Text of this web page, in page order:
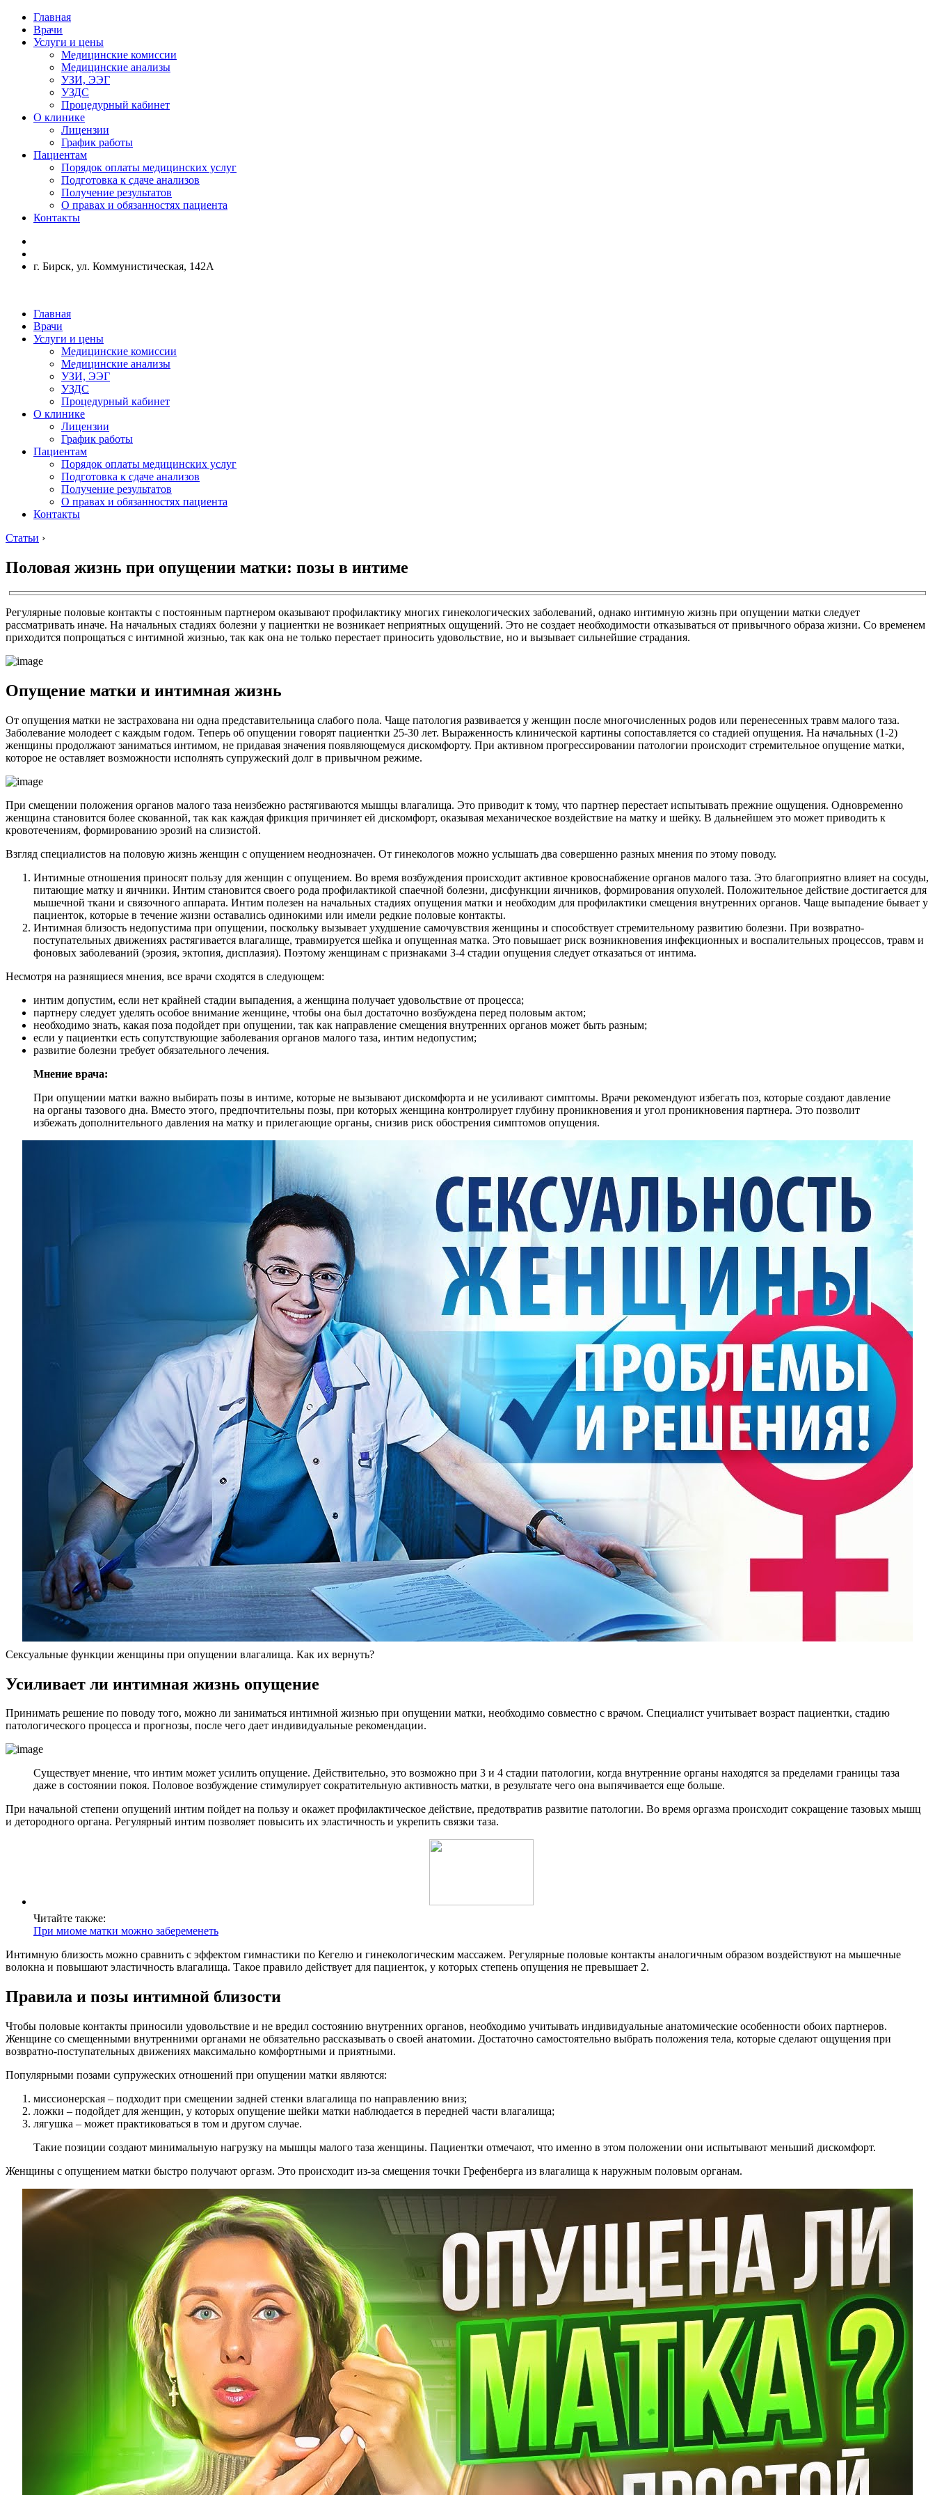
Главная
Врачи
Услуги и цены
Медицинские комиссии
Медицинские анализы
УЗИ, ЭЭГ
УЗДС
Процедурный кабинет
О клинике
Лицензии
График работы
Пациентам
Порядок оплаты медицинских услуг
Подготовка к сдаче анализов
Получение результатов
О правах и обязанностях пациента
Контакты
г. Бирск, ул. Коммунистическая, 142А
Главная
Врачи
Услуги и цены
Медицинские комиссии
Медицинские анализы
УЗИ, ЭЭГ
УЗДС
Процедурный кабинет
О клинике
Лицензии
График работы
Пациентам
Порядок оплаты медицинских услуг
Подготовка к сдаче анализов
Получение результатов
О правах и обязанностях пациента
Контакты
Статьи ›
Половая жизнь при опущении матки: позы в интиме
Регулярные половые контакты с постоянным партнером оказывают профилактику многих гинекологических заболеваний, однако интимную жизнь при опущении матки следует
рассматривать иначе. На начальных стадиях болезни у пациентки не возникает неприятных ощущений. Это не создает необходимости отказываться от привычного образа жизни. Со временем
приходится попрощаться с интимной жизнью, так как она не только перестает приносить удовольствие, но и вызывает сильнейшие страдания.
Опущение матки и интимная жизнь
От опущения матки не застрахована ни одна представительница слабого пола. Чаще патология развивается у женщин после многочисленных родов или перенесенных травм малого таза.
Заболевание молодеет с каждым годом. Теперь об опущении говорят пациентки 25-30 лет. Выраженность клинической картины сопоставляется со стадией опущения. На начальных (1-2)
женщины продолжают заниматься интимом, не придавая значения появляющемуся дискомфорту. При активном прогрессировании патологии происходит стремительное опущение матки,
которое не оставляет возможности исполнять супружеский долг в привычном режиме.
При смещении положения органов малого таза неизбежно растягиваются мышцы влагалища. Это приводит к тому, что партнер перестает испытывать прежние ощущения. Одновременно
женщина становится более скованной, так как каждая фрикция причиняет ей дискомфорт, оказывая механическое воздействие на матку и шейку. В дальнейшем это может приводить к
кровотечениям, формированию эрозий на слизистой.
Взгляд специалистов на половую жизнь женщин с опущением неоднозначен. От гинекологов можно услышать два совершенно разных мнения по этому поводу.
Интимные отношения приносят пользу для женщин с опущением. Во время возбуждения происходит активное кровоснабжение органов малого таза. Это благоприятно влияет на сосуды,
питающие матку и яичники. Интим становится своего рода профилактикой спаечной болезни, дисфункции яичников, формирования опухолей. Положительное действие достигается для
мышечной ткани и связочного аппарата. Интим полезен на начальных стадиях опущения матки и необходим для профилактики смещения внутренних органов. Чаще выпадение бывает у
пациенток, которые в течение жизни оставались одинокими или имели редкие половые контакты.
Интимная близость недопустима при опущении, поскольку вызывает ухудшение самочувствия женщины и способствует стремительному развитию болезни. При возвратно-
поступательных движениях растягивается влагалище, травмируется шейка и опущенная матка. Это повышает риск возникновения инфекционных и воспалительных процессов, травм и
фоновых заболеваний (эрозия, эктопия, дисплазия). Поэтому женщинам с признаками 3-4 стадии опущения следует отказаться от интима.
Несмотря на разнящиеся мнения, все врачи сходятся в следующем:
интим допустим, если нет крайней стадии выпадения, а женщина получает удовольствие от процесса;
партнеру следует уделять особое внимание женщине, чтобы она был достаточно возбуждена перед половым актом;
необходимо знать, какая поза подойдет при опущении, так как направление смещения внутренних органов может быть разным;
если у пациентки есть сопутствующие заболевания органов малого таза, интим недопустим;
развитие болезни требует обязательного лечения.
Мнение врача:
При опущении матки важно выбирать позы в интиме, которые не вызывают дискомфорта и не усиливают симптомы. Врачи рекомендуют избегать поз, которые создают давление
на органы тазового дна. Вместо этого, предпочтительны позы, при которых женщина контролирует глубину проникновения и угол проникновения партнера. Это позволит
избежать дополнительного давления на матку и прилегающие органы, снизив риск обострения симптомов опущения.
Сексуальные функции женщины при опущении влагалища. Как их вернуть?
Усиливает ли интимная жизнь опущение
Принимать решение по поводу того, можно ли заниматься интимной жизнью при опущении матки, необходимо совместно с врачом. Специалист учитывает возраст пациентки, стадию
патологического процесса и прогнозы, после чего дает индивидуальные рекомендации.
Существует мнение, что интим может усилить опущение. Действительно, это возможно при 3 и 4 стадии патологии, когда внутренние органы находятся за пределами границы таза
даже в состоянии покоя. Половое возбуждение стимулирует сократительную активность матки, в результате чего она выпячивается еще больше.
При начальной степени опущений интим пойдет на пользу и окажет профилактическое действие, предотвратив развитие патологии. Во время оргазма происходит сокращение тазовых мышц
и детородного органа. Регулярный интим позволяет повысить их эластичность и укрепить связки таза.
Читайте также:
При миоме матки можно забеременеть
Интимную близость можно сравнить с эффектом гимнастики по Кегелю и гинекологическим массажем. Регулярные половые контакты аналогичным образом воздействуют на мышечные
волокна и повышают эластичность влагалища. Такое правило действует для пациенток, у которых степень опущения не превышает 2.
Правила и позы интимной близости
Чтобы половые контакты приносили удовольствие и не вредил состоянию внутренних органов, необходимо учитывать индивидуальные анатомические особенности обоих партнеров.
Женщине со смещенными внутренними органами не обязательно рассказывать о своей анатомии. Достаточно самостоятельно выбрать положения тела, которые сделают ощущения при
возвратно-поступательных движениях максимально комфортными и приятными.
Популярными позами супружеских отношений при опущении матки являются:
миссионерская – подходит при смещении задней стенки влагалища по направлению вниз;
ложки – подойдет для женщин, у которых опущение шейки матки наблюдается в передней части влагалища;
лягушка – может практиковаться в том и другом случае.
Такие позиции создают минимальную нагрузку на мышцы малого таза женщины. Пациентки отмечают, что именно в этом положении они испытывают меньший дискомфорт.
Женщины с опущением матки быстро получают оргазм. Это происходит из-за смещения точки Грефенберга из влагалища к наружным половым органам.